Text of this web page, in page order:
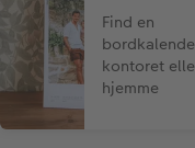
Find en
kontoret
hjemme